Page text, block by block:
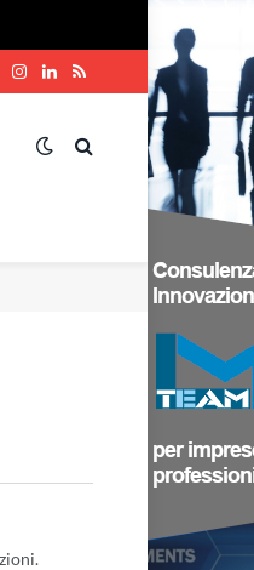
Instagram
LinkedIn
RSS